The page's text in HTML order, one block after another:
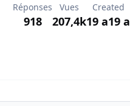
Réponses
918
Vues
207,4k
Created
19 a19 a